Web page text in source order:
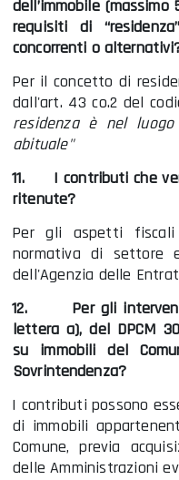
dell’immobile
requisiti di
concorrenti o
Per il concetto di
dall'art. 43 co.2 del
residenza è nel
abituale"
11.
I contributi che
ritenute?
Per gli aspetti
normativa di settore
dell'Agenzia delle
12.
Per gli
lettera a), del DPCM
su immobili del
Sovrintendenza?
I contributi possono
di immobili
Comune, previa
delle Amministrazioni